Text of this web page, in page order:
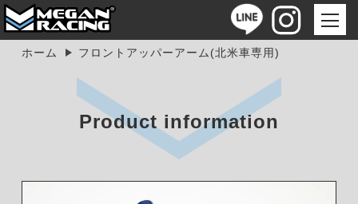
ホーム フロントアッパーアーム(北米車専用)
Product information